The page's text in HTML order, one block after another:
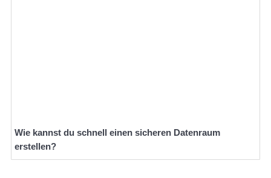
Wie kannst du schnell einen sicheren Datenraum
erstellen?